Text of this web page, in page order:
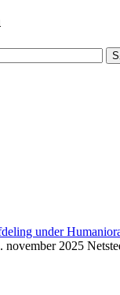
november 2025